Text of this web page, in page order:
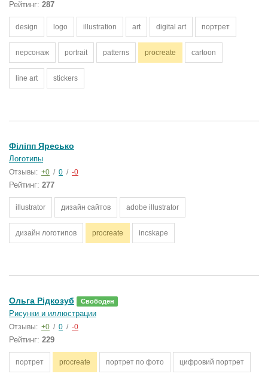
Рейтинг: 287
design logo illustration art digital art портрет
персонаж portrait patterns procreate cartoon
line art stickers
Філіпп Яресько
Логотипы
Отзывы: +0 / 0 / -0
Рейтинг: 277
illustrator дизайн сайтов adobe illustrator
дизайн логотипов procreate incskape
Ольга Рідкозуб Свободен
Рисунки и иллюстрации
Отзывы: +0 / 0 / -0
Рейтинг: 229
портрет procreate портрет по фото цифровий портрет